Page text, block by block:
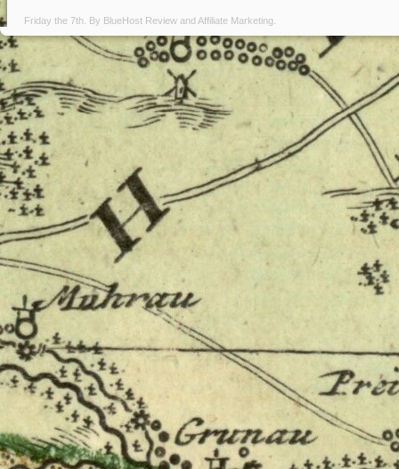
Friday the 7th. By BlueHost Review andAffiliate Marketing